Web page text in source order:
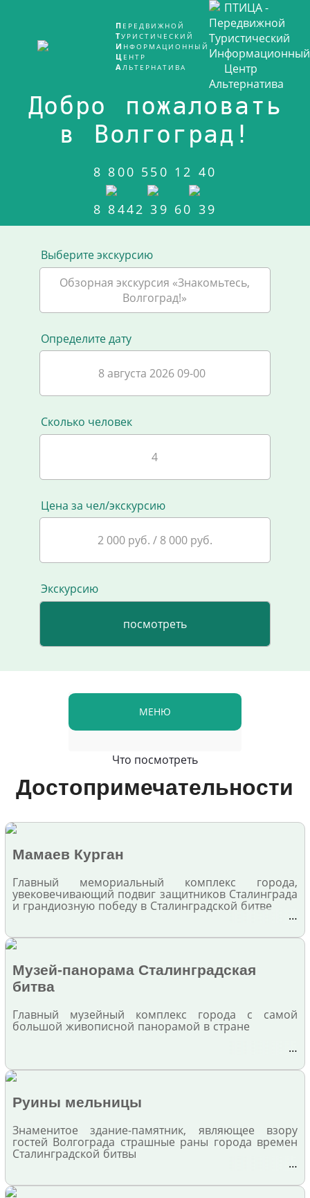
ПЕРЕДВИЖНОЙ
ТУРИСТИЧЕСКИЙ
ИНФОРМАЦИОННЫЙ
ЦЕНТР
АЛЬТЕРНАТИВА
Добро пожаловать
в Волгоград!
8 800 550 12 40
8 8442 39 60 39
Выберите экскурсию
Обзорная экскурсия «Знакомьтесь,
Волгоград!»
Определите дату
8 августа 2026 09-00
Сколько человек
Цена за чел/экскурсию
2 000 руб. / 8 000 руб.
Экскурсию
МЕНЮ
Что посмотреть
Достопримечательности
Мамаев Курган
Главный мемориальный комплекс города,
увековечивающий подвиг защитников Сталинграда
и грандиозную победу в Сталинградской битве
…
Музей-панорама Сталинградская
битва
Главный музейный комплекс города с самой
большой живописной панорамой в стране
…
Руины мельницы
Знаменитое здание-памятник, являющее взору
гостей Волгограда страшные раны города времен
Сталинградской битвы
…